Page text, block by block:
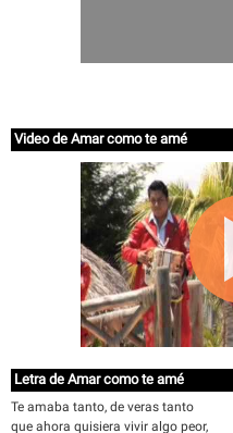
Video de Amar como te amé
Letra de Amar como te amé
Te amaba tanto, de veras tanto
que ahora quisiera vivir algo peor,